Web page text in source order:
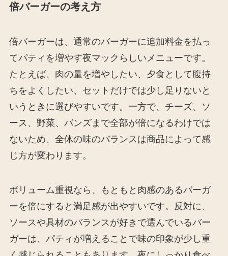
倍バーガーの考え方
倍バーガーは、通常のバーガーに追加料金を払っ
てパティを増やす夜マックらしいメニューです。
たとえば、肉の量を増やしたい、夕食として腹持
ちをよくしたい、セットだけでは少し足りないと
いうときに選びやすいです。一方で、チーズ、ソ
ース、野菜、バンズまで全部が倍になるわけでは
ないため、全体の味のバランスは商品によって感
じ方が変わります。
ボリューム重視なら、もともと肉感のあるバーガ
ーを倍にすると満足感が出やすいです。反対に、
ソースや具材のバランスが好きで選んでいるバー
ガーは、パティが増えることで味の印象が少し重